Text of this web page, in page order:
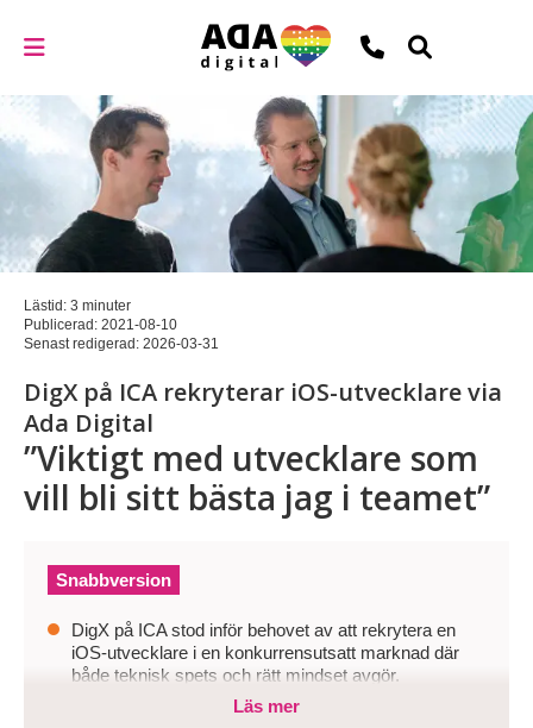
Lästid: 3 minuter
Publicerad: 2021-08-10
Senast redigerad: 2026-03-31
DigX på ICA rekryterar iOS-utvecklare via
Ada Digital
”Viktigt med utvecklare som
vill bli sitt bästa jag i teamet”
Snabbversion
DigX på ICA stod inför behovet av att rekrytera en
iOS-utvecklare i en konkurrensutsatt marknad där
både teknisk spets och rätt mindset avgör.
Utmaningen handlade om att hitta en utvecklare som
Läs mer